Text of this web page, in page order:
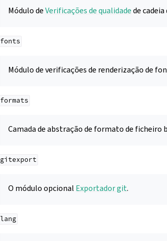
Módulo deVerificações de qualidadede
fonts
Módulo de verificações de renderização de
formats
Camada de abstração de formato de
gitexport
O módulo opcional Exportador git.
lang